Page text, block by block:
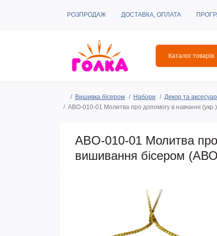
РОЗПРОДАЖ ДОСТАВКА, ОПЛАТА
Каталог товарів
Вишивка бісером Набори Декор та
ABO-010-01 Молитва про допомогу в навчанні
ABO-010-01 Молитва
вишивання бісером